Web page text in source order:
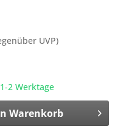
UVP)
2 Werktage
Warenkorb